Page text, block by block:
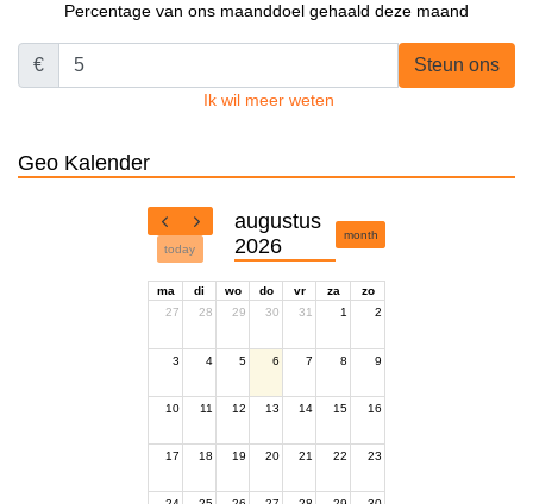
Percentage van ons maanddoel gehaald deze maand
€ Steun ons
Ik wil meer weten
Geo Kalender
today
augustus
2026
month
ma di wo do vr za
zo
27
28 29 30 31 1 2
3 4 5 6 7 8 9
10 11 12 13 14 15 16
17 18 19 20 21 22 23